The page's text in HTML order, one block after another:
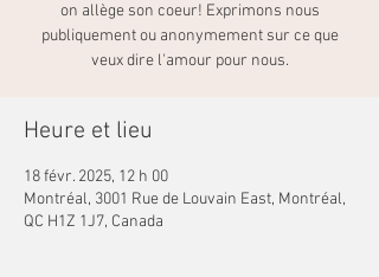
on allège son coeur! Exprimons nous
publiquement ou anonymement sur ce que
veux dire l'amour pour nous.
Heure et lieu
18 févr. 2025, 12 h 00
Montréal, 3001 Rue de Louvain East, Montréal,
QC H1Z 1J7, Canada